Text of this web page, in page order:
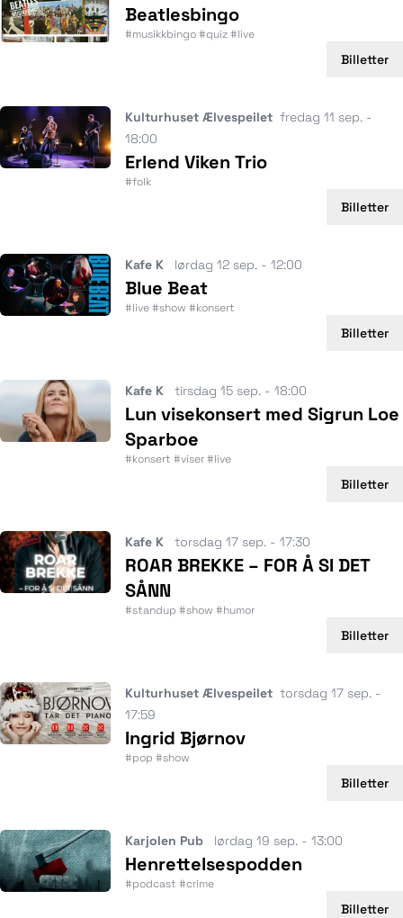
Beatlesbingo
#musikkbingo #quiz #live
Billetter
Kulturhuset Ælvespeilet fredag 11 sep. -
18:00
Erlend Viken Trio
#folk
Billetter
Kafe K lørdag 12 sep. - 12:00
Blue Beat
#live #show #konsert
Billetter
Kafe K tirsdag 15 sep. - 18:00
Lun visekonsert med Sigrun Loe
Sparboe
#konsert #viser #live
Billetter
Kafe K torsdag 17 sep. - 17:30
ROAR BREKKE – FOR Å SI DET
SÅNN
#standup #show #humor
Billetter
Kulturhuset Ælvespeilet torsdag 17 sep. -
17:59
Ingrid Bjørnov
#pop #show
Billetter
Karjolen Pub lørdag 19 sep. - 13:00
Henrettelsespodden
#podcast #crime
Billetter